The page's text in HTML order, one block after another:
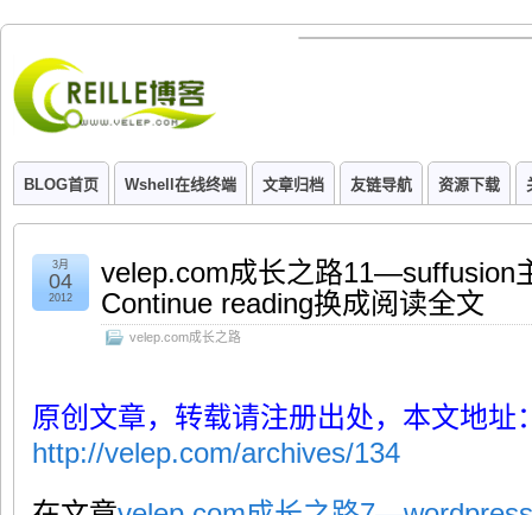
BLOG首页 Wshell在线终端 文章归档 友链导航 资源下载
velep.com成长之路11—suffusion
Continue reading换成阅读全文
velep.com成长之路
3月
04
2012
原创文章，转载请注册出处，本文地址
http://velep.com/archives/134